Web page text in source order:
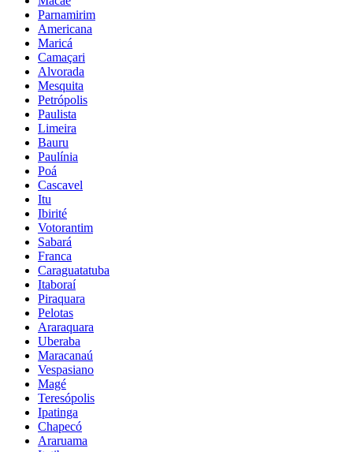
Parnamirim
Americana
Maricá
Camaçari
Alvorada
Mesquita
Petrópolis
Paulista
Limeira
Bauru
Paulínia
Poá
Cascavel
Itu
Ibirité
Votorantim
Sabará
Franca
Caraguatatuba
Itaboraí
Piraquara
Pelotas
Araraquara
Uberaba
Maracanaú
Vespasiano
Magé
Teresópolis
Ipatinga
Chapecó
Araruama